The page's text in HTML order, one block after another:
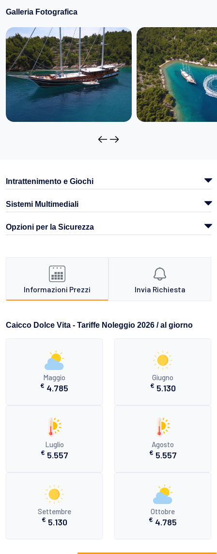
Galleria Fotografica
Intrattenimento e Giochi
Sistemi Multimediali
Opzioni per la Sicurezza
Informazioni Prezzi Invia Richiesta
Caicco Dolce Vita - Tariffe Noleggio 2026 / al giorno
Maggio
€ 4.785
Giugno
€ 5.130
Luglio
€ 5.557
Agosto
€ 5.557
Settembre
€ 5.130
Ottobre
€ 4.785